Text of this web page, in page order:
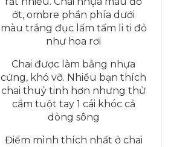
ớt, ombre phần phía dưới
màu trắng đục lấm tấm li ti đỏ
như hoa rơi
Chai được làm bằng nhựa
cứng, khó vỡ. Nhiều bạn thích
chai thuỷ tinh hơn nhưng thử
cầm tuột tay 1 cái khóc cả
dòng sông
Điểm mình thích nhất ở chai